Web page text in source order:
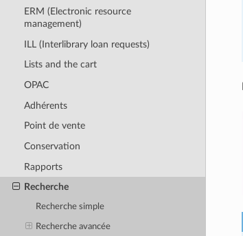
ERM (Electronic resource
management)
ILL (Interlibrary loan requests)
Lists and the cart
OPAC
Adhérents
Point de vente
Conservation
Rapports
Recherche
Recherche simple
Recherche avancée